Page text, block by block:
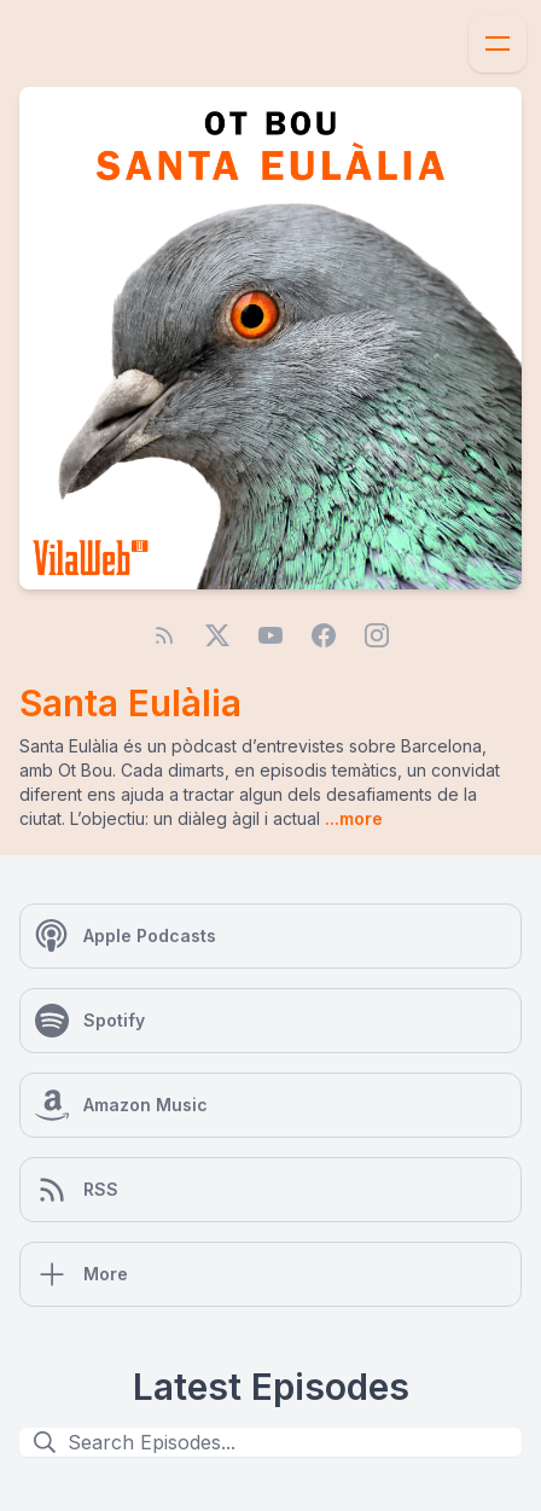
Santa Eulàlia
Santa Eulàlia és un pòdcast d’entrevistes sobre Barcelona,
amb Ot Bou. Cada dimarts, en episodis temàtics, un convidat
diferent ens ajuda a tractar algun dels desafiaments de la
ciutat. L’objectiu: un diàleg àgil i actual ...more
Apple Podcasts
Spotify
Amazon Music
RSS
More
Latest Episodes